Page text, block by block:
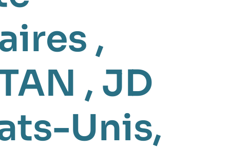
,
, JD
Unis,